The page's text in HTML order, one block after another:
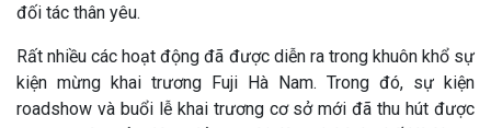
đối tác thân yêu.
Rất nhiều các hoạt động đã được diễn ra trong khuôn khổ sự
kiện mừng khai trương Fuji Hà Nam. Trong đó, sự kiện
roadshow và buổi lễ khai trương cơ sở mới đã thu hút được